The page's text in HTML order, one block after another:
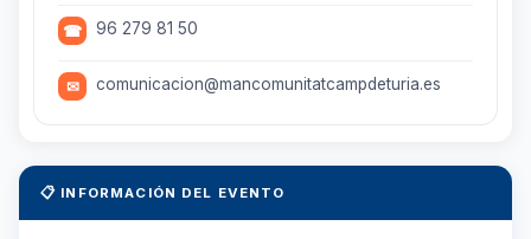
☎ 96 279 81 50
✉ comunicacion@mancomunitatcampdeturia.es
📋 INFORMACIÓN DEL EVENTO